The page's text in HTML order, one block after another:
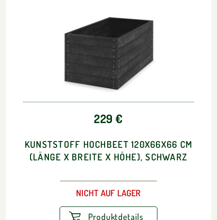
229 €
KUNSTSTOFF HOCHBEET 120X66X66 CM
(LÄNGE X BREITE X HÖHE), SCHWARZ
NICHT AUF LAGER
Produktdetails